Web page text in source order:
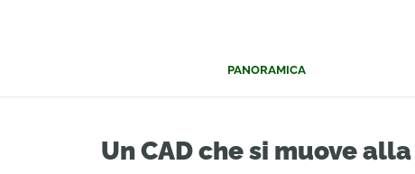
PANORAMICA
Un CAD che si muove